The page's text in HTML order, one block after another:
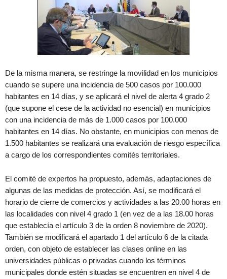
De la misma manera, se restringe la movilidad en los municipios
cuando se supere una incidencia de 500 casos por 100.000
habitantes en 14 días, y se aplicará el nivel de alerta 4 grado 2
(que supone el cese de la actividad no esencial) en municipios
con una incidencia de más de 1.000 casos por 100.000
habitantes en 14 días. No obstante, en municipios con menos de
1.500 habitantes se realizará una evaluación de riesgo específica
a cargo de los correspondientes comités territoriales.
El comité de expertos ha propuesto, además, adaptaciones de
algunas de las medidas de protección. Así, se modificará el
horario de cierre de comercios y actividades a las 20.00 horas en
las localidades con nivel 4 grado 1 (en vez de a las 18.00 horas
que establecía el artículo 3 de la orden 8 noviembre de 2020).
También se modificará el apartado 1 del artículo 6 de la citada
orden, con objeto de establecer las clases online en las
universidades públicas o privadas cuando los términos
municipales donde estén situadas se encuentren en nivel 4 de